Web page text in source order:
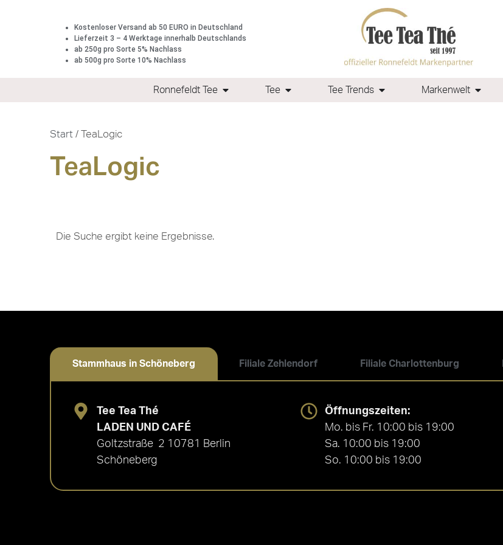
Kostenloser Versand ab 50 EURO in Deutschland
Lieferzeit 3 – 4 Werktage innerhalb Deutschlands
ab 250g pro Sorte 5% Nachlass
ab 500g pro Sorte 10% Nachlass
Ronnefeldt Tee Tee Tee Trends Markenwelt
Start / TeaLogic
TeaLogic
Die Suche ergibt keine Ergebnisse.
Stammhaus in Schöneberg Filiale Zehlendorf Filiale Charlottenburg
Tee Tea Thé
LADEN UND CAFÉ
Goltzstraße 2 10781 Berlin
Schöneberg
Öffnungszeiten:
Mo. bis Fr. 10:00 bis 19:00
Sa. 10:00 bis 19:00
So. 10:00 bis 19:00